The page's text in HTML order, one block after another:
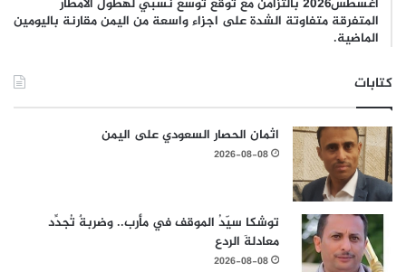
المتفرقة متفاوتة الشدة على اجزاء واسعة من اليمن مقارنة باليومين
الماضية.
كتابات
اثمان الحصار السعودي على اليمن
2026-08-08
توشكا سيّدُ الموقف في مأرب.. وضربةٌ تُجدِّد
معادلةَ الردع
2026-08-08